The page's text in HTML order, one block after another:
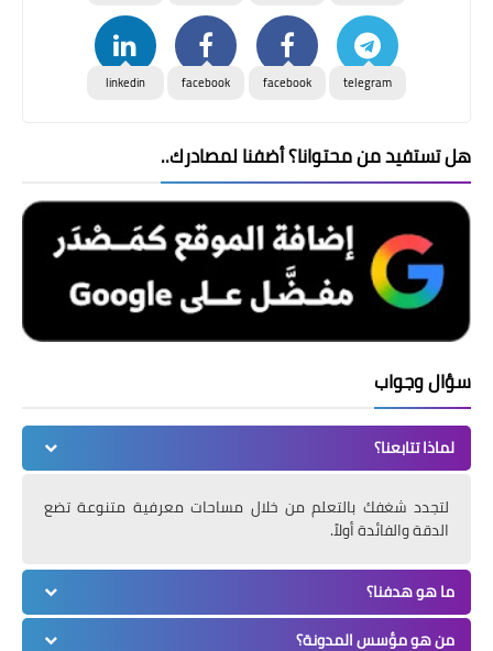
telegram
facebook
facebook
linkedin
هل تستفيد من محتوانا؟ أضفنا لمصادرك..
سؤال وجواب
لماذا تتابعنا؟
لتجدد شغفك بالتعلم من خلال مساحات معرفية متنوعة تضع
الدقة والفائدة أولاً.
ما هو هدفنا؟
من هو مؤسس المدونة؟